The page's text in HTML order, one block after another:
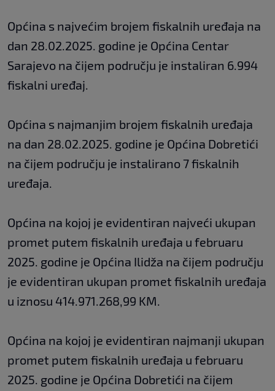
Općina s najvećim brojem fiskalnih uređaja na
dan 28.02.2025. godine je Općina Centar
Sarajevo na čijem području je instaliran 6.994
fiskalni uređaj.
Općina s najmanjim brojem fiskalnih uređaja
na dan 28.02.2025. godine je Općina Dobretići
na čijem području je instalirano 7 fiskalnih
uređaja.
Općina na kojoj je evidentiran najveći ukupan
promet putem fiskalnih uređaja u februaru
2025. godine je Općina Ilidža na čijem području
je evidentiran ukupan promet fiskalnih uređaja
u iznosu 414.971.268,99 KM.
Općina na kojoj je evidentiran najmanji ukupan
promet putem fiskalnih uređaja u februaru
2025. godine je Općina Dobretići na čijem